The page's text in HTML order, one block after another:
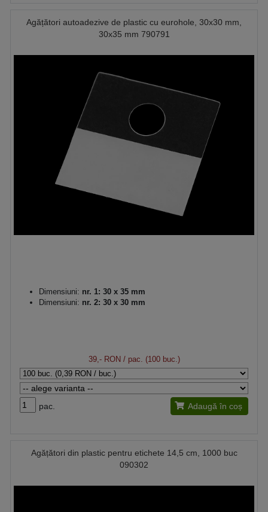
Agățători autoadezive de plastic cu eurohole, 30x30 mm,
30x35 mm 790791
Dimensiuni: nr. 1: 30 x 35 mm
Dimensiuni: nr. 2: 30 x 30 mm
39,- RON / pac. (100 buc.)
pac. Adaugă în coș
Agățători din plastic pentru etichete 14,5 cm, 1000 buc
090302